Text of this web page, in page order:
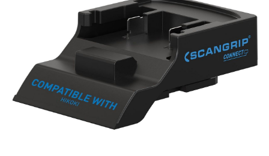
incl. IVA
Aggiungi al Carrello
Ordina entro le 23:59,
spedito oggi
Spedizione gratuitada 150,- €
100 giorniper resi & cambi
Recensioni dei clienti:
4,58/5(7.055 recensioni)